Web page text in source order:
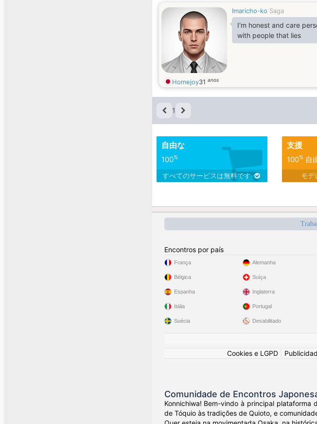
Imaricho-ko Saga
I'm honest and care
with people that lies
Homejoy31 anos
1
自由な
100%
すべてのサービスは無料です
支援
100%自
モデ
Encontros por país
França
Bélgica
Espanha
Itália
Suécia
Alemanha
Suíça
Inglaterra
Portugal
Desabilitado
Cookies e LGPD
Comunidade de Encontros
Konnichiwa! Bem-vindo à principal plataforma
de Tóquio às tradições de Quioto, e